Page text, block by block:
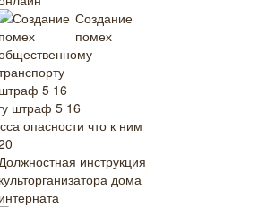
Создание
помех
штраф 5 16
опасности что к ним
инструкция
культорганизатора дома
интерната